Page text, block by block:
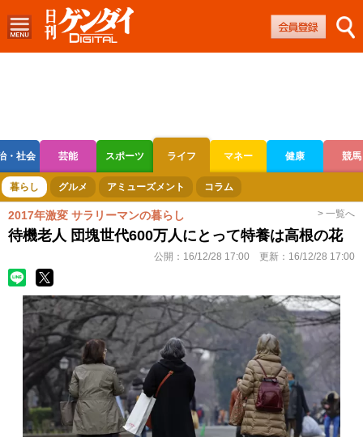
・社会 芸能 スポーツ ライフ マネー 健康 競馬
ボートレース 競輪 オートレース
暮らし グルメ アミューズメント コラム
2017年激変 サラリーマンの暮らし > 一覧へ
待機老人 団塊世代600万人にとって特養は高根の花
公開： 16/12/28 17:00 更新： 16/12/28 17:00